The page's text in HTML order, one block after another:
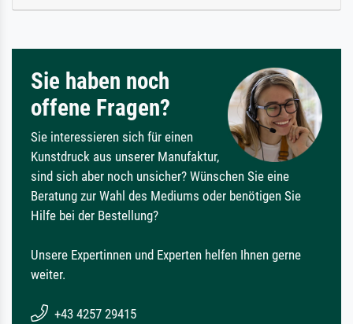
Sie haben noch
offene Fragen?
Sie interessieren sich für einen
Kunstdruck aus unserer Manufaktur,
sind sich aber noch unsicher? Wünschen Sie eine
Beratung zur Wahl des Mediums oder benötigen Sie
Hilfe bei der Bestellung?
Unsere Expertinnen und Experten helfen Ihnen gerne
weiter.
+43 4257 29415